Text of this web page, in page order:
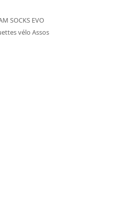
SOCKS EVO
vélo Assos